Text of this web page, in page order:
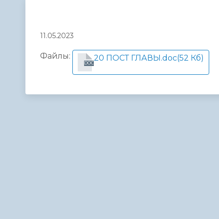
11.05.2023
Файлы:
DOC
20 ПОСТ ГЛАВЫ.doc(52 Кб)